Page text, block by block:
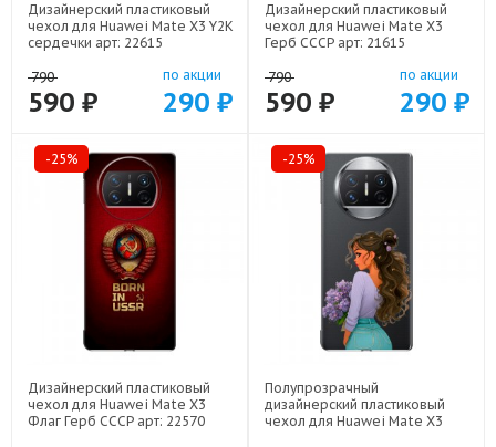
Дизайнерский пластиковый
чехол для Huawei Mate X3 Y2K
сердечки арт: 22615
790
590 ₽
по акции
290 ₽
Дизайнерский пластиковый
чехол для Huawei Mate X3
Герб СССР арт: 21615
790
590 ₽
по акции
290 ₽
-25%
Дизайнерский пластиковый
чехол для Huawei Mate X3
Флаг Герб СССР арт: 22570
-25%
Полупрозрачный
дизайнерский пластиковый
чехол для Huawei Mate X3